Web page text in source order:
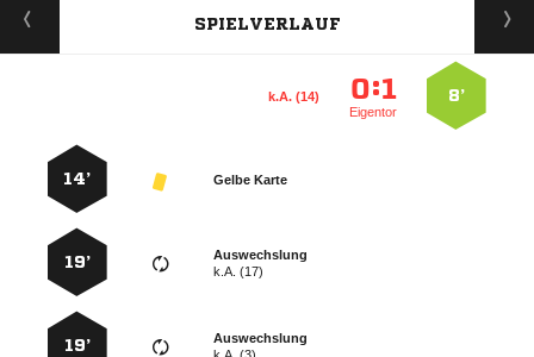
SPIELVERLAUF
8’
:
Eigentor
k.A. (14)
Gelbe Karte
14’
Auswechslung
k.A. (17)
19’
Auswechslung
19’